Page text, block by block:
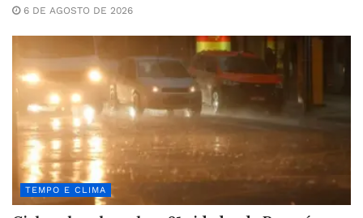
6 DE AGOSTO DE 2026
TEMPO E CLIMA